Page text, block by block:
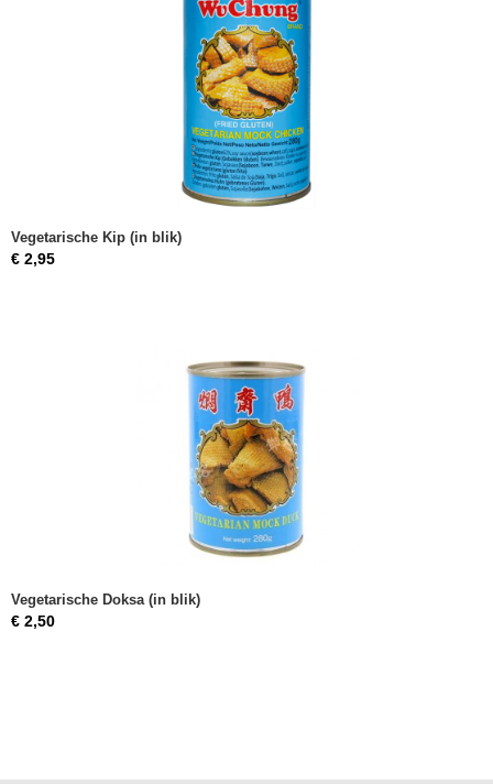
Vegetarische Kip (in blik)
€ 2,95
Vegetarische Doksa (in blik)
€ 2,50